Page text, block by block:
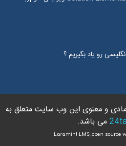
رو یاد بگیریم ؟
و معنوی این وب سایت متعلق به
می باشد.
Laramint LMS, open source